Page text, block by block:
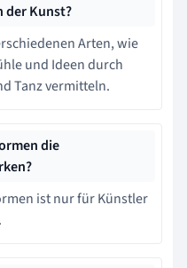
der Kunst?
Arten, wie
und Ideen durch
Tanz vermitteln.
die
ist nur für Künstler